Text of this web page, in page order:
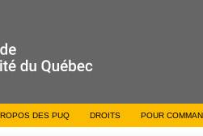
DES PUQ DROITS POUR